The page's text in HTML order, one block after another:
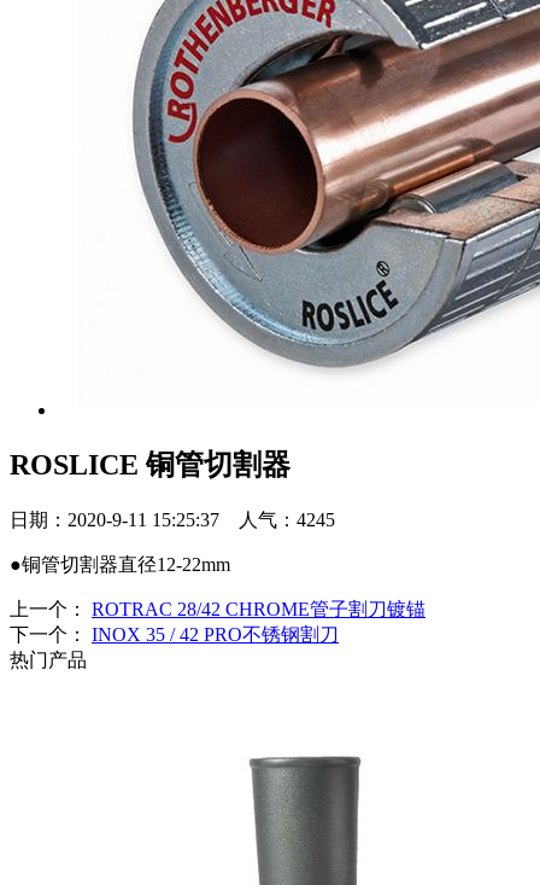
ROSLICE 铜管切割器
日期：2020-9-11 15:25:37 人气：4245
●铜管切割器直径12-22mm
上一个： ROTRAC 28/42 CHROME管子割刀镀锚
下一个： INOX 35 / 42 PRO不锈钢割刀
热门产品